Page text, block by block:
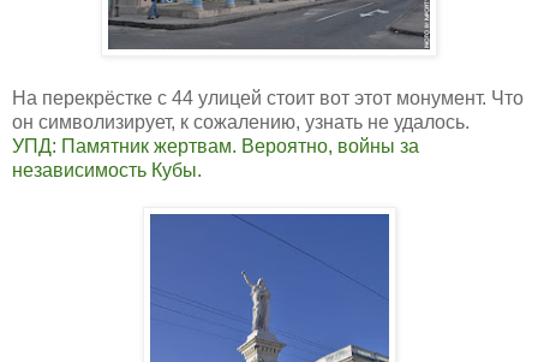
На перекрёстке с 44 улицей стоит вот этот монумент. Что
он символизирует, к сожалению, узнать не удалось.
УПД: Памятник жертвам. Вероятно, войны за
независимость Кубы.